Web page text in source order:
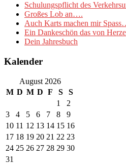
Schulungspflicht des
Großes Lob an….
Auch Karts machen mir
Ein Dankeschön das von
Dein Jahresbuch
Kalender
August 2026
M D M D F S
S
1
2
3
4 5 6 7 8
9
10 11 12 13 14 15 16
17 18 19 20 21 22 23
24 25 26 27 28 29 30
31